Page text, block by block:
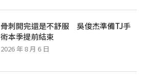
骨刺開完還是不舒服 吳俊杰準備TJ手
術本季提前結束
2026 年 8 月 6 日